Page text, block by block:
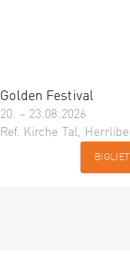
Golden Festival
20. – 23.08.2026
Ref. Kirche Tal,